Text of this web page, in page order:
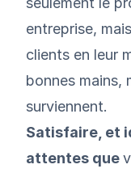
entreprise,
clients en leur
bonnes mains,
surviennent.
Satisfaire, et
attentes que